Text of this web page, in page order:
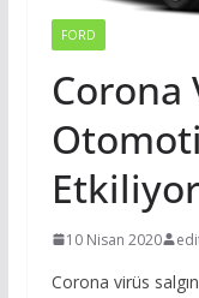
FORD
Corona
Etkiliyor
10 Nisan 2020
Corona virüs